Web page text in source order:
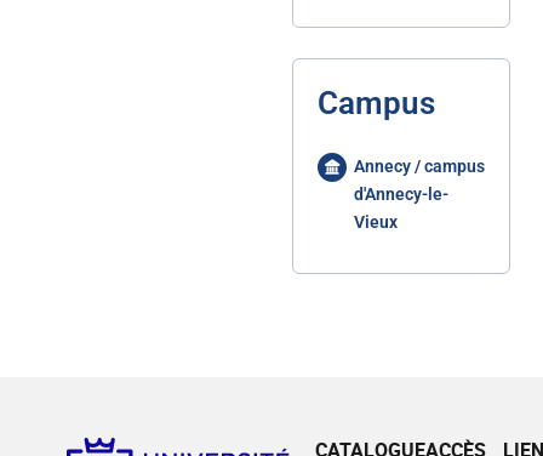
Campus
Annecy / campus
d'Annecy-le-
Vieux
CATALOGUEACCÈS